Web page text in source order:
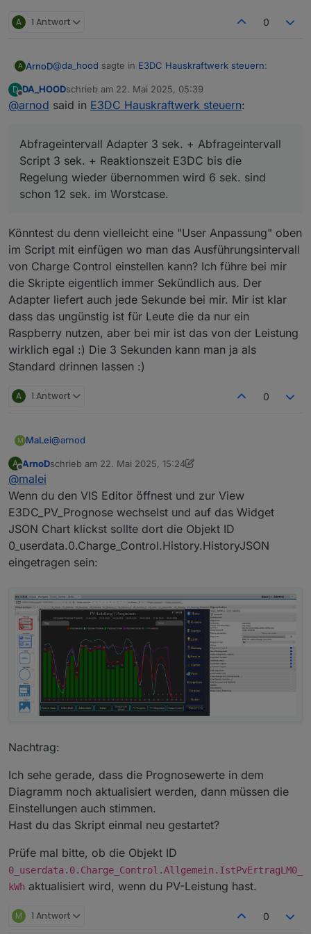
A 1 Antwort 0
A ArnoD@da_hood sagte in E3DC Hauskraftwerk steuern:
Ja klar darf er 1 Sekunde brauchen um
sein.
Abfrageintervall Adapter 3 sek. + Abfrageintervall Script
3 sek. + Reaktionszeit E3DC bis die Regelung wieder
übernommen wird 6 sek. sind schon 12 sek. im
Worstcase.
D
Offline
DA_HOODschrieb am 22. Mai 2025, 05:39
zuletzt editiert von
@arnod said in E3DC Hauskraftwerk steuern:
Abfrageintervall Adapter 3 sek. + Abfrageintervall
Script 3 sek. + Reaktionszeit E3DC bis die
Regelung wieder übernommen wird 6 sek. sind
schon 12 sek. im Worstcase.
Könntest du denn vielleicht eine "User Anpassung" oben
im Script mit einfügen wo man das Ausführungsintervall
von Charge Control einstellen kann? Ich führe bei mir
die Skripte eigentlich immer Sekündlich aus. Der
Adapter liefert auch jede Sekunde bei mir. Mir ist klar
dass das ungünstig ist für Leute die da nur ein
Raspberry nutzen, aber bei mir ist das von der Leistung
wirklich egal :) Die 3 Sekunden kann man ja als
Standard drinnen lassen :)
A 1 Antwort 0
M MaLei@arnod
Was meinst du mit Einstellungen?
A
Offline
ArnoDschrieb am 22. Mai 2025, 15:24
zuletzt editiert von ArnoD
@malei
Wenn du den VIS Editor öffnest und zur View
E3DC_PV_Prognose wechselst und auf das Widget
JSON Chart klickst sollte dort die Objekt ID
0_userdata.0.Charge_Control.History.HistoryJSON
eingetragen sein:
Nachtrag:
Ich sehe gerade, dass die Prognosewerte in dem
Diagramm noch aktualisiert werden, dann müssen die
Einstellungen auch stimmen.
Hast du das Skript einmal neu gestartet?
Prüfe mal bitte, ob die Objekt ID
0_userdata.0.Charge_Control.Allgemein.IstPvErtragLM0_
kWh aktualisiert wird, wenn du PV-Leistung hast.
M 1 Antwort 0